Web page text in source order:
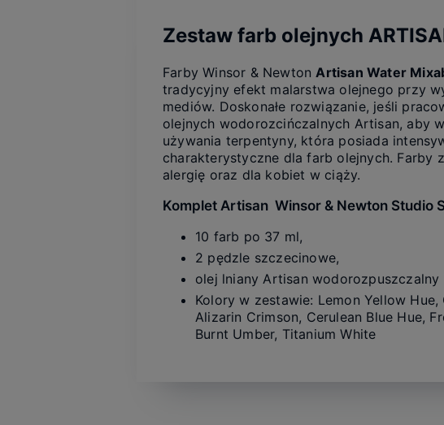
Zestaw farb olejnych
Farby Winsor & Newton Artisan Water
tradycyjny efekt malarstwa olejnego przy
mediów. Doskonałe rozwiązanie, jeśli
olejnych wodorozcińczalnych Artisan, aby
używania terpentyny, która posiada
charakterystyczne dla farb olejnych. Farby
alergię oraz dla kobiet w ciąży.
Komplet Artisan Winsor & Newton Studio
10 farb po 37 ml,
2 pędzle szczecinowe,
olej lniany Artisan wodorozpuszczalny
Kolory w zestawie: Lemon Yellow
Alizarin Crimson, Cerulean Blue Hue,
Burnt Umber, Titanium White